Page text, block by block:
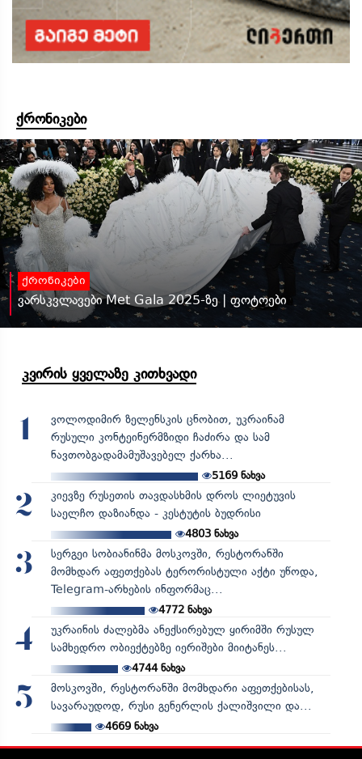
ქრონიკები
ქრონიკები
ვარსკვლავები Met Gala 2025-ზე | ფოტოები
კვირის ყველაზე კითხვადი
1
ვოლოდიმირ ზელენსკის ცნობით, უკრაინამ
რუსული კონტეინერმზიდი ჩაძირა და სამ
ნავთობგადამამუშავებელ ქარხა...
5169 ნახვა
2
კიევზე რუსეთის თავდასხმის დროს ლიეტუვის
საელჩო დაზიანდა - კესტუტის ბუდრისი
4803ნახვა
3
სერგეი სობიანინმა მოსკოვში, რესტორანში
მომხდარ აფეთქებას ტერორისტული აქტი უწოდა,
Telegram-არხების ინფორმაც...
4772ნახვა
4
უკრაინის ძალებმა ანექსირებულ ყირიმში რუსულ
სამხედრო ობიექტებზე იერიშები მიიტანეს...
4744ნახვა
5
მოსკოვში, რესტორანში მომხდარი აფეთქებისას,
სავარაუდოდ, რუსი გენერლის ქალიშვილი და...
4669ნახვა